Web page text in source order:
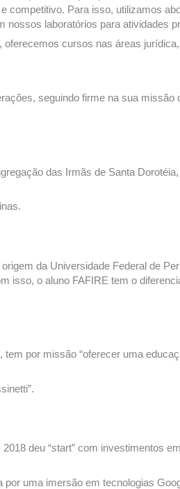
Para isso, utilizamos
nossos laboratórios para atividades
cursos nas áreas
seguindo firme na sua
das Irmãs de Santa
da Universidade Federal de
isso, o aluno FAFIRE tem o
por missão “oferecer uma
deu “start” com investimentos
uma imersão em tecnologias